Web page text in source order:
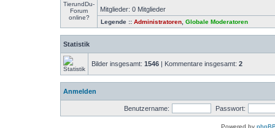
Mitglieder: 0 Mitglieder
Legende :: Administratoren Globale Moderatoren
Statistik
Bilder insgesamt: 1546 | Kommentare insgesamt: 2
Anmelden
Benutzername: Passwort:
Powered by